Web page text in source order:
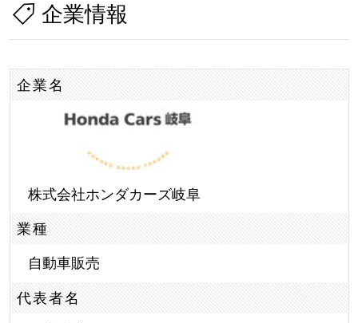
企業情報
企業名
株式会社ホンダカーズ岐阜
業種
自動車販売
代表者名